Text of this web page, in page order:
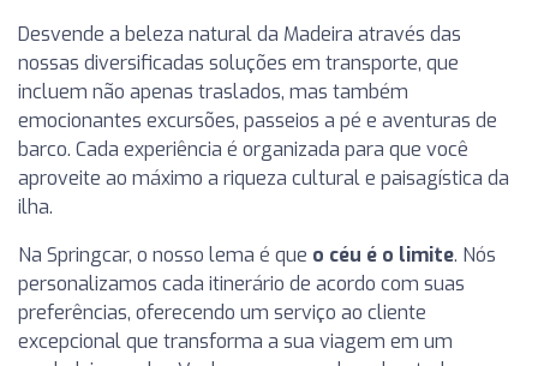
Desvende a beleza natural da Madeira através das
nossas diversificadas soluções em transporte, que
incluem não apenas traslados, mas também
emocionantes excursões, passeios a pé e aventuras de
barco. Cada experiência é organizada para que você
aproveite ao máximo a riqueza cultural e paisagística da
ilha.
Na Springcar, o nosso lema é que o céu é o limite. Nós
personalizamos cada itinerário de acordo com suas
preferências, oferecendo um serviço ao cliente
excepcional que transforma a sua viagem em um